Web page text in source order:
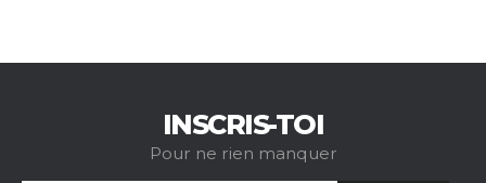
INSCRIS-TOI
Pour ne rien manquer